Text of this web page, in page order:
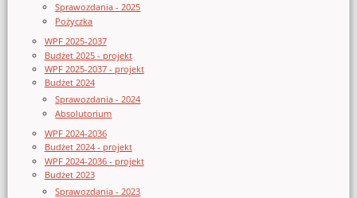
Sprawozdania - 2025
Pożyczka
WPF 2025-2037
Budżet 2025 - projekt
WPF 2025-2037 - projekt
Budżet 2024
Sprawozdania - 2024
Absolutorium
WPF 2024-2036
Budżet 2024 - projekt
WPF 2024-2036 - projekt
Budżet 2023
Sprawozdania - 2023